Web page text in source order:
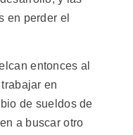
en perder el
entonces al
en
de sueldos de
a buscar otro